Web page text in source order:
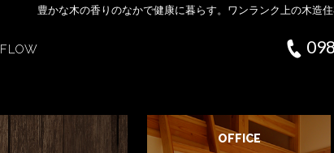
豊かな木の香りのなかで健康に暮らす。ワンランク上の木造
FLOW
OFFICE